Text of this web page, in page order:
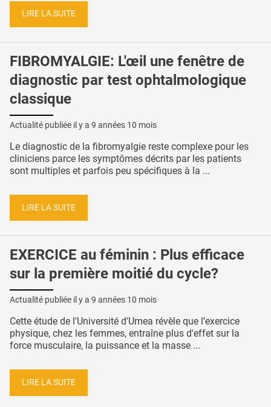
LIRE LA SUITE
FIBROMYALGIE: L'œil une fenêtre de
diagnostic par test ophtalmologique
classique
Actualité publiée il y a 9 années 10 mois
Le diagnostic de la fibromyalgie reste complexe pour les
cliniciens parce les symptômes décrits par les patients
sont multiples et parfois peu spécifiques à la ...
LIRE LA SUITE
EXERCICE au féminin : Plus efficace
sur la première moitié du cycle?
Actualité publiée il y a 9 années 10 mois
Cette étude de l'Université d'Umea révèle que l’exercice
physique, chez les femmes, entraîne plus d'effet sur la
force musculaire, la puissance et la masse ...
LIRE LA SUITE